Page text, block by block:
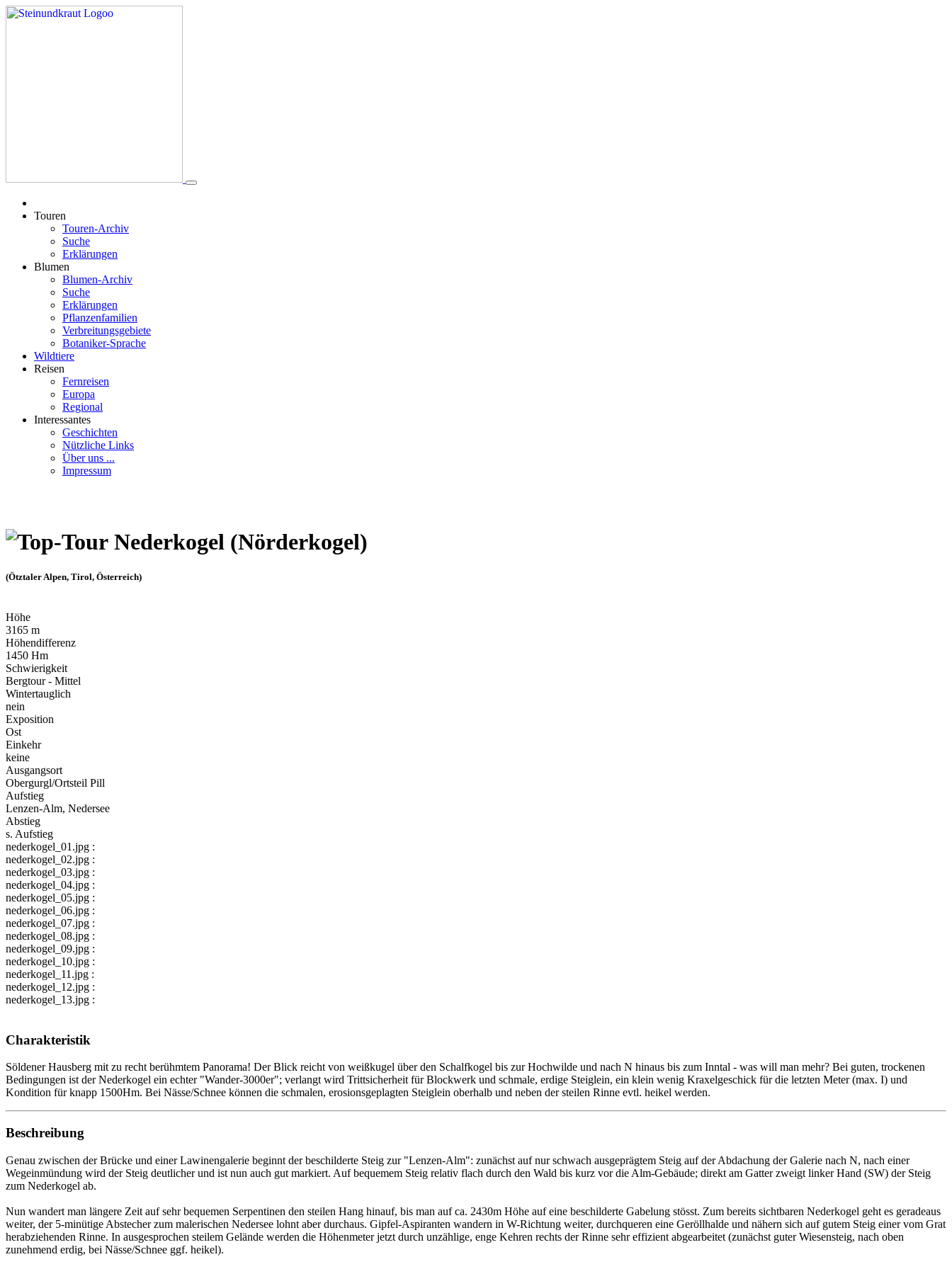
Touren
Touren-Archiv
Suche
Erklärungen
Blumen
Blumen-Archiv
Suche
Erklärungen
Pflanzenfamilien
Verbreitungsgebiete
Botaniker-Sprache
Wildtiere
Reisen
Fernreisen
Europa
Regional
Interessantes
Geschichten
Nützliche Links
Über uns ...
Impressum
Nederkogel (Nörderkogel)
(Ötztaler Alpen, Tirol, Österreich)
Höhe
3165 m
Höhendifferenz
1450 Hm
Schwierigkeit
Bergtour - Mittel
Wintertauglich
nein
Exposition
Ost
Einkehr
keine
Ausgangsort
Obergurgl/Ortsteil Pill
Aufstieg
Lenzen-Alm, Nedersee
Abstieg
s. Aufstieg
nederkogel_01.jpg :
nederkogel_02.jpg :
nederkogel_03.jpg :
nederkogel_04.jpg :
nederkogel_05.jpg :
nederkogel_06.jpg :
nederkogel_07.jpg :
nederkogel_08.jpg :
nederkogel_09.jpg :
nederkogel_10.jpg :
nederkogel_11.jpg :
nederkogel_12.jpg :
nederkogel_13.jpg :
Charakteristik
Söldener Hausberg mit zu recht berühmtem Panorama! Der Blick reicht von weißkugel über den Schalfkogel bis zur Hochwilde und nach N hinaus bis zum Inntal - was will man mehr? Bei guten, trockenen
Bedingungen ist der Nederkogel ein echter "Wander-3000er"; verlangt wird Trittsicherheit für Blockwerk und schmale, erdige Steiglein, ein klein wenig Kraxelgeschick für die letzten Meter (max. I) und
Kondition für knapp 1500Hm. Bei Nässe/Schnee können die schmalen, erosionsgeplagten Steiglein oberhalb und neben der steilen Rinne evtl. heikel werden.
Beschreibung
Genau zwischen der Brücke und einer Lawinengalerie beginnt der beschilderte Steig zur "Lenzen-Alm": zunächst auf nur schwach ausgeprägtem Steig auf der Abdachung der Galerie nach N, nach einer
Wegeinmündung wird der Steig deutlicher und ist nun auch gut markiert. Auf bequemem Steig relativ flach durch den Wald bis kurz vor die Alm-Gebäude; direkt am Gatter zweigt linker Hand (SW) der Steig
zum Nederkogel ab.
Nun wandert man längere Zeit auf sehr bequemen Serpentinen den steilen Hang hinauf, bis man auf ca. 2430m Höhe auf eine beschilderte Gabelung stösst. Zum bereits sichtbaren Nederkogel geht es geradeaus
weiter, der 5-minütige Abstecher zum malerischen Nedersee lohnt aber durchaus. Gipfel-Aspiranten wandern in W-Richtung weiter, durchqueren eine Geröllhalde und nähern sich auf gutem Steig einer vom Grat
herabziehenden Rinne. In ausgesprochen steilem Gelände werden die Höhenmeter jetzt durch unzählige, enge Kehren rechts der Rinne sehr effizient abgearbeitet (zunächst guter Wiesensteig, nach oben
zunehmend erdig, bei Nässe/Schnee ggf. heikel).